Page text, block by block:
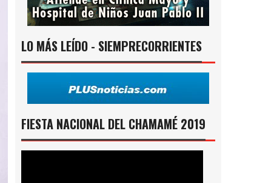
LO MÁS LEÍDO - SIEMPRECORRIENTES
FIESTA NACIONAL DEL CHAMAMÉ 2019